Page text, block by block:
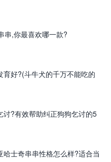
串,你最喜欢哪一款?
育好?(斗牛犬的千万不能吃的
讨?有效帮助纠正狗狗乞讨的5
哈士奇串串性格怎么样?适合当